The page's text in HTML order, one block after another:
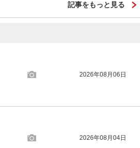
記事をもっと見る
2026年08月06日
2026年08月04日